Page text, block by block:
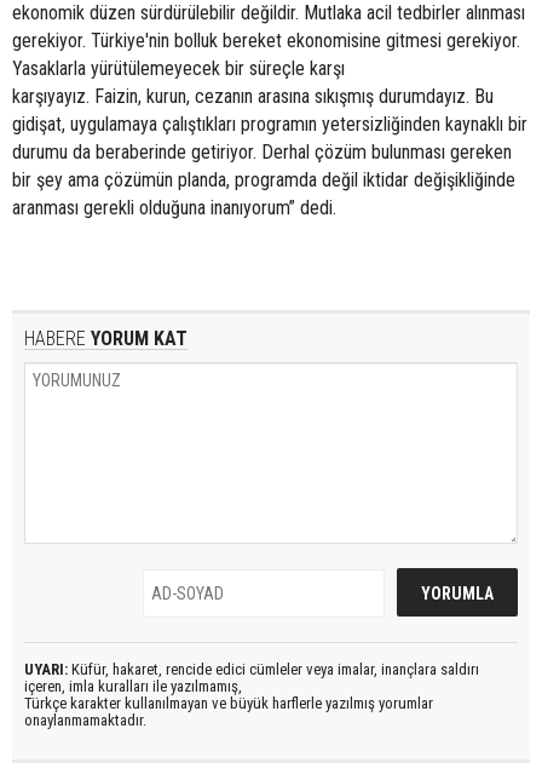
ekonomik düzen sürdürülebilir değildir. Mutlaka acil tedbirler alınması
gerekiyor. Türkiye'nin bolluk bereket ekonomisine gitmesi gerekiyor.
Yasaklarla yürütülemeyecek bir süreçle karşı
karşıyayız. Faizin, kurun, cezanın arasına sıkışmış durumdayız. Bu
gidişat, uygulamaya çalıştıkları programın yetersizliğinden kaynaklı bir
durumu da beraberinde getiriyor. Derhal çözüm bulunması gereken
bir şey ama çözümün planda, programda değil iktidar değişikliğinde
aranması gerekli olduğuna inanıyorum” dedi.
HABERE YORUM KAT
UYARI: Küfür, hakaret, rencide edici cümleler veya imalar, inançlara saldırı
içeren, imla kuralları ile yazılmamış,
Türkçe karakter kullanılmayan ve büyük harflerle yazılmış yorumlar
onaylanmamaktadır.